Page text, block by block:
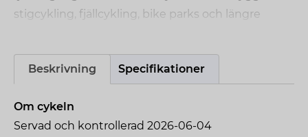
stigcykling, fjällcykling, bike parks och längre
Beskrivning Specifikationer
Om cykeln
Servad och kontrollerad 2026-06-04